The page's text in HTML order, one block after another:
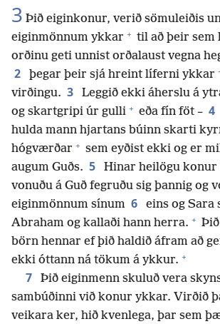
3 Þið eiginkonur, verið sömuleiðis
eiginmönnum ykkar + til að þeir sem
orðinu geti unnist orðalaust vegna
2 þegar þeir sjá hreint líferni ykkar
virðingu. 3
Leggið ekki áherslu á
og skartgripi úr gulli + eða fín föt – 4
hulda mann hjartans búinn skarti
hógværðar + sem eyðist ekki og er
augum Guðs. 5
Hinar heilögu konur
vonuðu á Guð fegruðu sig þannig og
eiginmönnum sínum 6
eins og Sara
Abraham og kallaði hann herra. +
börn hennar ef þið haldið áfram að
ekki óttann ná tökum á ykkur. +
7 Þið eiginmenn skuluð vera
sambúðinni við konur ykkar. Virðið
veikara ker, hið kvenlega, þar sem